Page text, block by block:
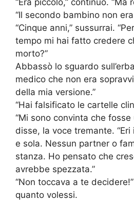
“Era piccolo,” continuò. “Ma
“Il secondo bambino non
“Cinque anni,” sussurrai.
tempo mi hai fatto credere
morto?”
Abbassò lo sguardo
medico che non era
della mia versione.”
“Hai falsificato le cartelle
“Mi sono convinta che
disse, la voce tremante.
e sola. Nessun partner o
stanza. Ho pensato che
avrebbe spezzata.”
“Non toccava a te
quanto volessi.